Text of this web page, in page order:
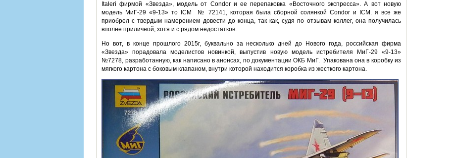
Italeri фирмой «Звезда», модель от Condor и ее перепаковка «Восточного экспресса». А вот новую
модель МиГ-29 «9-13» то ICM № 72141, которая была сборной солянкой Condor и ICM. я все же
приобрел с твердым намерением довести до конца, так как, судя по отзывам коллег, она получилась
вполне приличной, хотя и с рядом недостатков.
Но вот, в конце прошлого 2015г, буквально за несколько дней до Нового года, российская фирма
«Звезда» порадовала моделистов новинкой, выпустив новую модель истребителя МиГ-29 «9-13»
№7278, разработанную, как написано в анонсах, по документации ОКБ МиГ. Упакована она в коробку из
мягкого картона с боковым клапаном, внутри которой находится коробка из жесткого картона.